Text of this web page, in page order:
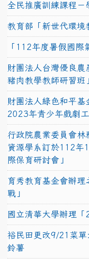
全民推廣訓練課程－
教育部「新世代環境
「112年度暑假國際
財團法人台灣優良
豬肉教學教師研習班
財團法人綠色和平基
2023年青少年戲劇工
行政院農業委員會林
資源學系訂於112年
際保育研討會」
育秀教育基金會辦
戰」
國立清華大學辦理「
裕民田更改9/21菜單
鈴薯